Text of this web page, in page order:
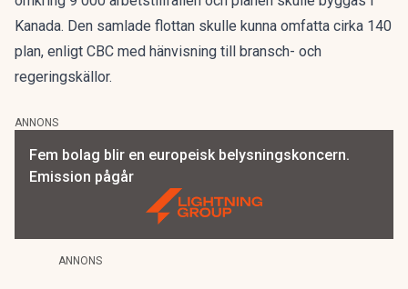
Kanada. Den samlade flottan skulle kunna omfatta cirka 140
plan, enligt CBC med hänvisning till bransch- och
regeringskällor.
ANNONS
Fem bolag blir en europeisk belysningskoncern.
Emission pågår
ANNONS